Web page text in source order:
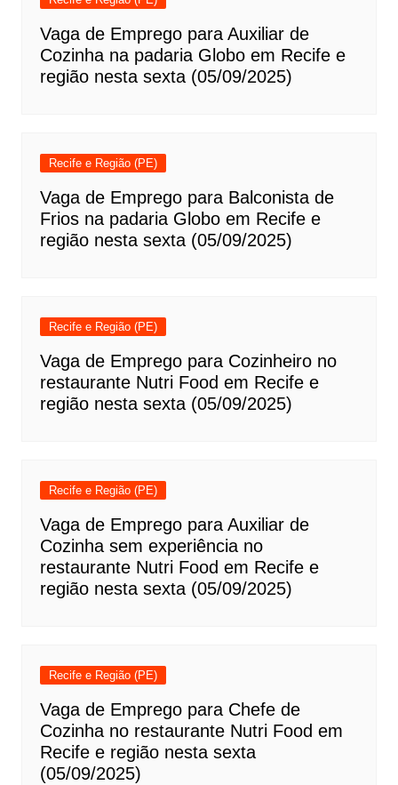
Vaga de Emprego para Auxiliar de
Cozinha na padaria Globo em Recife e
região nesta sexta (05/09/2025)
Recife e Região (PE)
Vaga de Emprego para Balconista de
Frios na padaria Globo em Recife e
região nesta sexta (05/09/2025)
Recife e Região (PE)
Vaga de Emprego para Cozinheiro no
restaurante Nutri Food em Recife e
região nesta sexta (05/09/2025)
Recife e Região (PE)
Vaga de Emprego para Auxiliar de
Cozinha sem experiência no
restaurante Nutri Food em Recife e
região nesta sexta (05/09/2025)
Recife e Região (PE)
Vaga de Emprego para Chefe de
Cozinha no restaurante Nutri Food em
Recife e região nesta sexta
(05/09/2025)